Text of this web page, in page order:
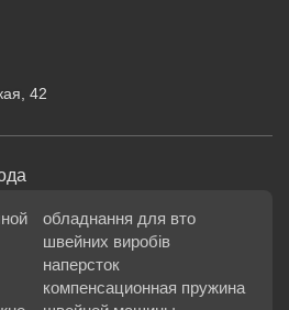
42
обладнання для вто
швейних виробів
наперсток
компенсационная пружина